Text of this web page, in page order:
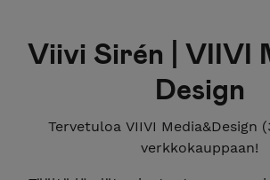
Viivi Sirén | VIIVI
Design
Tervetuloa VIIVI Media&Design
verkkokauppaan!